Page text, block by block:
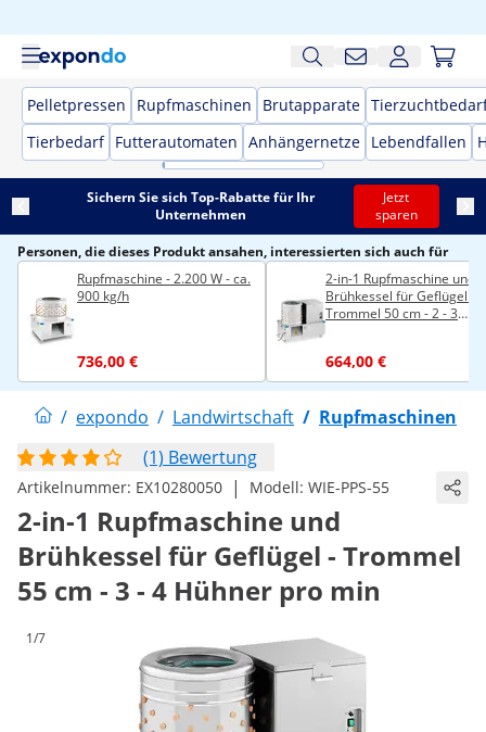
Pelletpressen Rupfmaschinen Brutapparate
Tierbedarf Futterautomaten Anhängernetze Lebendfallen
Sichern Sie sich Top-Rabatte für Ihr
Unternehmen
Jetzt
sparen
Personen, die dieses Produkt ansahen, interessierten sich auch für
Rupfmaschine - 2.200 W - ca.
900 kg/h
736,00 €
2-in-1 Rupfmaschine und
Brühkessel für Geflügel -
Trommel 50 cm - 2 - 3
664,00 €
/ expondo / Landwirtschaft / Rupfmaschinen
(1) Bewertung
Artikelnummer: EX10280050 | Modell: WIE-PPS-55
2-in-1 Rupfmaschine und
Brühkessel für Geflügel - Trommel
55 cm - 3 - 4 Hühner pro min
1/7